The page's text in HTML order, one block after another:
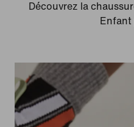
Découvrez la
Enfant